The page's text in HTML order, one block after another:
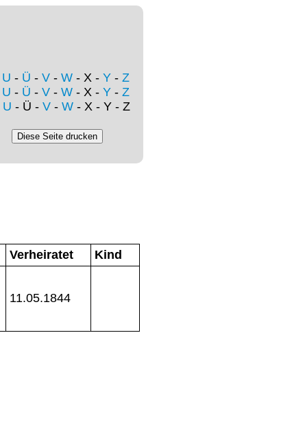
U - Ü - V - W - X - Y - Z
U - Ü - V - W - X - Y - Z
U - Ü - V- W- X - Y - Z
Verheiratet Kind
11.05.1844